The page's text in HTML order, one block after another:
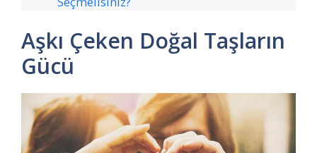
Aşkı Çeken Doğal Taşların
Gücü